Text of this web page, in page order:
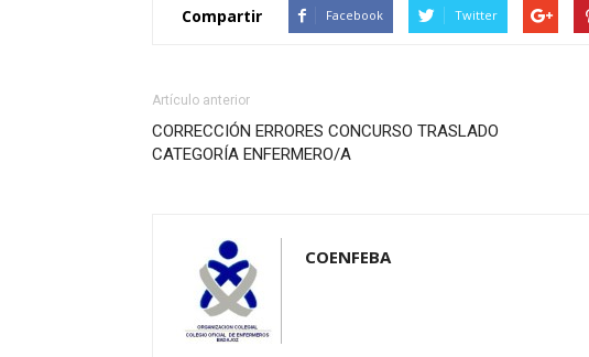
Compartir Facebook Twitter
Artículo anterior
CORRECCIÓN ERRORES CONCURSO TRASLADO
CATEGORÍA ENFERMERO/A
COENFEBA